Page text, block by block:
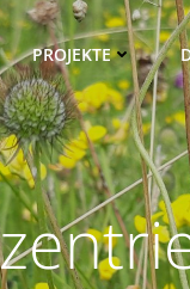
PROJEKTE